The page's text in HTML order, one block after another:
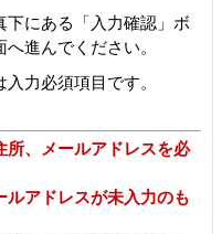
にある「入力確認」ボ
進んでください。
入力必須項目です。
所、メールアドレスを必
ルアドレスが未入力のも